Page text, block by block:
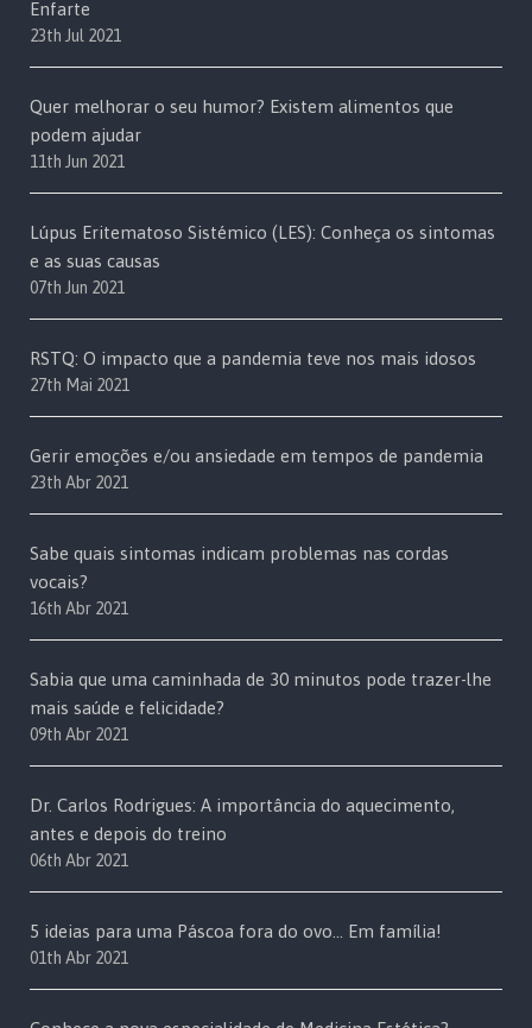
Enfarte
23th Jul 2021
Quer melhorar o seu humor? Existem alimentos que
podem ajudar
11th Jun 2021
Lúpus Eritematoso Sistémico (LES): Conheça os sintomas
e as suas causas
07th Jun 2021
RSTQ: O impacto que a pandemia teve nos mais idosos
27th Mai 2021
Gerir emoções e/ou ansiedade em tempos de pandemia
23th Abr 2021
Sabe quais sintomas indicam problemas nas cordas
vocais?
16th Abr 2021
Sabia que uma caminhada de 30 minutos pode trazer-lhe
mais saúde e felicidade?
09th Abr 2021
Dr. Carlos Rodrigues: A importância do aquecimento,
antes e depois do treino
06th Abr 2021
5 ideias para uma Páscoa fora do ovo… Em família!
01th Abr 2021